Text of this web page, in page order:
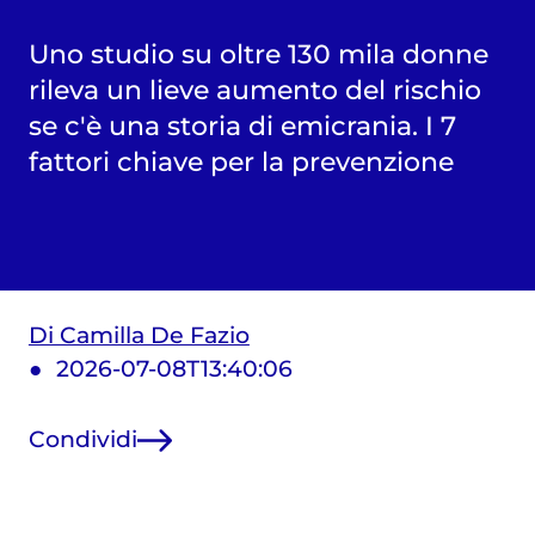
Uno studio su oltre 130 mila donne
rileva un lieve aumento del rischio
se c'è una storia di emicrania. I 7
fattori chiave per la prevenzione
Di Camilla De Fazio
2026-07-08T13:40:06
Condividi